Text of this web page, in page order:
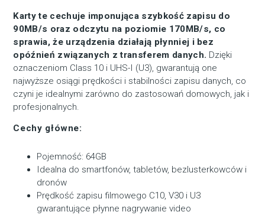
Karty te cechuje imponująca szybkość zapisu do
90MB/s oraz odczytu na poziomie 170MB/s, co
sprawia, że urządzenia działają płynniej i bez
opóźnień związanych z transferem danych. Dzięki
oznaczeniom Class 10 i UHS-I (U3), gwarantują one
najwyższe osiągi prędkości i stabilności zapisu danych, co
czyni je idealnymi zarówno do zastosowań domowych, jak i
profesjonalnych.
Cechy główne:
Pojemność: 64GB
Idealna do smartfonów, tabletów, bezlusterkowców i
dronów
Prędkość zapisu filmowego C10, V30 i U3
gwarantujące płynne nagrywanie video